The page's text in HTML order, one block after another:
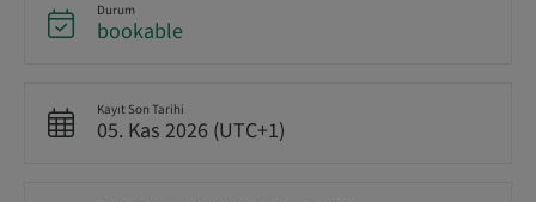
Durum
bookable
Kayıt Son Tarihi
05. Kas 2026 (UTC+1)